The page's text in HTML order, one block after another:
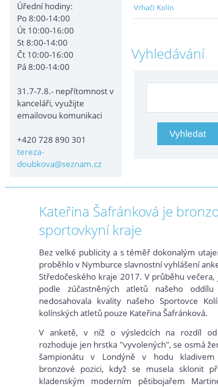
Úřední hodiny:
Po 8:00-14:00
Út 10:00-16:00
St 8:00-14:00
Čt 10:00-16:00
Pá 8:00-14:00
31.7-7.8.- nepřítomnost v
kanceláři, využijte
emailovou komunikaci
+420 728 890 301
tereza-
doubkova@seznam.cz
Vrhači Kolín
Vyhledávání
Kateřina Šafránková je
sportovkyní kraje
Bez velké publicity a s téměř dokonalým
proběhlo v Nymburce slavnostní vyhlášení
Středočeského kraje 2017. V průběhu
podle zúčastněných atletů našeho
nedosahovala kvality našeho Sportovce
kolínských atletů pouze Kateřina Šafránková.
V anketě, v níž o výsledcích na rozdíl
rozhoduje jen hrstka "vyvolených", se osmá
šampionátu v Londýně v hodu
bronzové pozici, když se musela sklonit
kladenským moderním pětibojařem